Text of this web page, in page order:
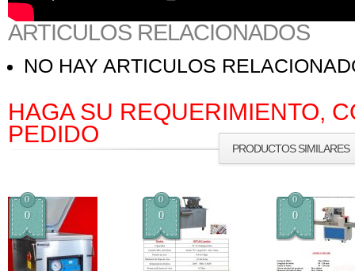
ARTICULOS RELACIONADOS
NO HAY ARTICULOS
HAGA SU REQUERIMIENTO,
PEDIDO
PRODUCTOS SIMILARES
0
0
0
0
0
0